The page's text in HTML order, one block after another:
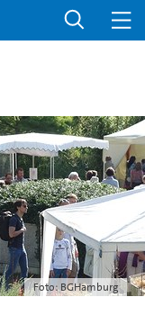
Foto: BGHamburg